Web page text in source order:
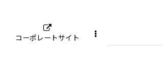
コーポレートサイト